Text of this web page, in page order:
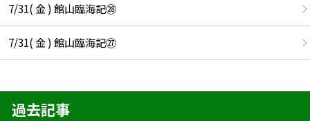
7/31( 金 ) 館山臨海記㉘
7/31( 金 ) 館山臨海記㉗
過去記事